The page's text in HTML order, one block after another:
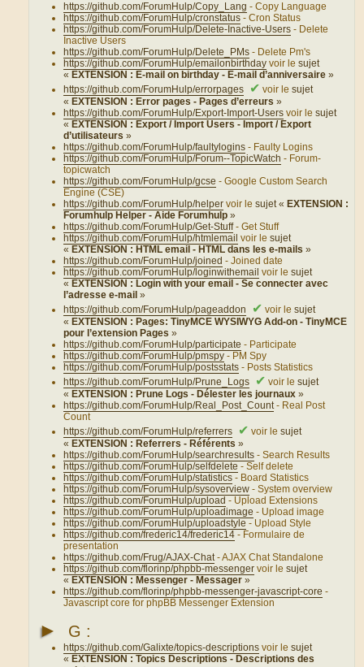
https://github.com/ForumHulp/Copy_Lang - Copy Language
https://github.com/ForumHulp/cronstatus - Cron Status
https://github.com/ForumHulp/Delete-Inactive-Users - Delete
Inactive Users
https://github.com/ForumHulp/Delete_PMs - Delete Pm's
https://github.com/ForumHulp/emailonbirthday voir lesujet
« EXTENSION : E-mail on birthday - E-mail d’anniversaire»
https://github.com/ForumHulp/errorpages
✔ voir lesujet
« EXTENSION : Error pages - Pages d’erreurs»
https://github.com/ForumHulp/Export-Import-Users voir lesujet
« EXTENSION : Export / Import Users - Import / Export
d’utilisateurs»
https://github.com/ForumHulp/faultylogins - Faulty Logins
https://github.com/ForumHulp/Forum--TopicWatch - Forum-
topicwatch
https://github.com/ForumHulp/gcse - Google Custom Search
Engine (CSE)
https://github.com/ForumHulp/helper voir lesujet « EXTENSION :
Forumhulp Helper - Aide Forumhulp»
https://github.com/ForumHulp/Get-Stuff- Get Stuff
https://github.com/ForumHulp/htmlemail voir lesujet
« EXTENSION : HTML email - HTML dans les e-mails»
https://github.com/ForumHulp/joined - Joined date
https://github.com/ForumHulp/loginwithemail voir lesujet
« EXTENSION : Login with your email - Se connecter avec
l’adresse e-mail»
https://github.com/ForumHulp/pageaddon
✔ voir lesujet
« EXTENSION : Pages: TinyMCE WYSIWYG Add-on - TinyMCE
pour l’extension Pages»
https://github.com/ForumHulp/participate - Participate
https://github.com/ForumHulp/pmspy - PM Spy
https://github.com/ForumHulp/postsstats - Posts Statistics
https://github.com/ForumHulp/Prune_Logs
✔ voir lesujet
« EXTENSION : Prune Logs - Délester les journaux»
https://github.com/ForumHulp/Real_Post_Count- Real Post
Count
https://github.com/ForumHulp/referrers
✔ voir lesujet
« EXTENSION : Referrers - Référents»
https://github.com/ForumHulp/searchresults - Search Results
https://github.com/ForumHulp/selfdelete - Self delete
https://github.com/ForumHulp/statistics - Board Statistics
https://github.com/ForumHulp/sysoverview - System overview
https://github.com/ForumHulp/upload - Upload Extensions
https://github.com/ForumHulp/uploadimage - Upload image
https://github.com/ForumHulp/uploadstyle - Upload Style
https://github.com/frederic14/frederic14 - Formulaire de
presentation
https://github.com/Frug/AJAX-Chat- AJAX Chat Standalone
https://github.com/florinp/phpbb-messenger voir lesujet
« EXTENSION : Messenger - Messager»
https://github.com/florinp/phpbb-messenger-javascript-core -
Javascript core for phpBB Messenger Extension
► G :
https://github.com/Galixte/topics-descriptions voir lesujet
« EXTENSION : Topics Descriptions - Descriptions des